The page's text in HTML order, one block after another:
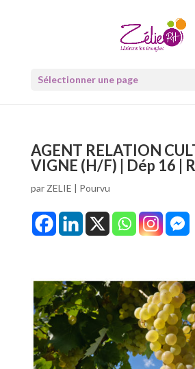
Sélectionner une page
AGENT RELATION
VIGNE (H/F) | Dép 16 |
par ZELIE | Pourvu